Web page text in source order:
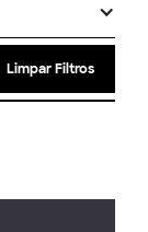
Limpar Filtros